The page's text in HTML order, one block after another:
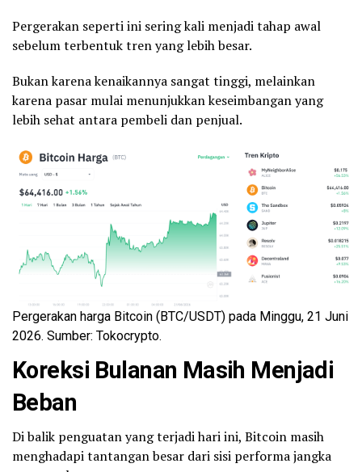
Pergerakan seperti ini sering kali menjadi tahap awal
sebelum terbentuk tren yang lebih besar.
Bukan karena kenaikannya sangat tinggi, melainkan
karena pasar mulai menunjukkan keseimbangan yang
lebih sehat antara pembeli dan penjual.
Pergerakan harga Bitcoin (BTC/USDT) pada Minggu, 21 Juni
2026. Sumber: Tokocrypto.
Koreksi Bulanan Masih Menjadi
Beban
Di balik penguatan yang terjadi hari ini, Bitcoin masih
menghadapi tantangan besar dari sisi performa jangka